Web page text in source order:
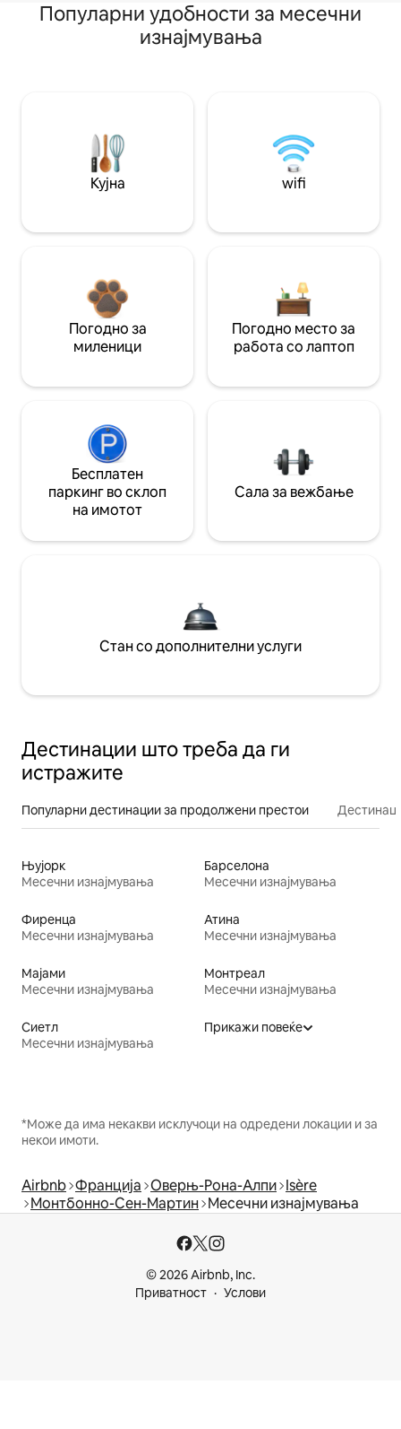
Популарни удобности за месечни
изнајмувања
Кујна wifi
Погодно за
миленици
Погодно место за
работа со лаптоп
Бесплатен
паркинг во склоп
на имотот
Сала за вежбање
Стан со дополнителни услуги
Дестинации што треба да ги
истражите
Популарни дестинации за продолжени престои
Њујорк
Месечни изнајмувања
Барселона
Месечни изнајмувања
Фиренца
Месечни изнајмувања
Атина
Месечни изнајмувања
Мајами
Месечни изнајмувања
Монтреал
Месечни изнајмувања
Сиетл
Месечни изнајмувања
Прикажи повеќе
*Може да има некакви исклучоци на одредени локации и за
некои имоти.
Airbnb Франција Оверњ-Рона-Алпи Isère
Монтбонно-Сен-Мартин Месечни изнајмувања
© 2026 Airbnb, Inc.
Приватност
Услови